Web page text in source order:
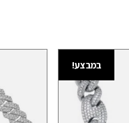
במבצע!